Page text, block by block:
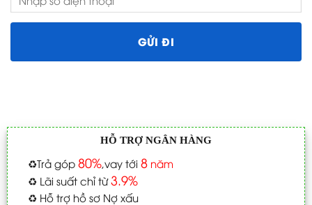
HỖ TRỢ NGÂN HÀNG
♻️Trả góp 80%,vay tới 8năm
♻️ Lãi suất chỉ từ3.9%
♻️ Hỗ trợ hồ sơ Nợ xấu